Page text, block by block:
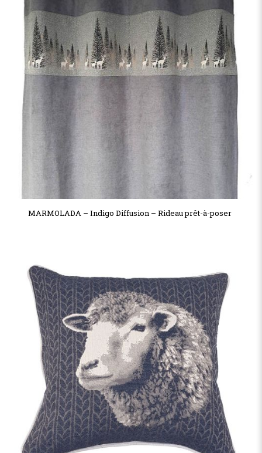
MARMOLADA – Indigo Diffusion – Rideau prêt-à-poser